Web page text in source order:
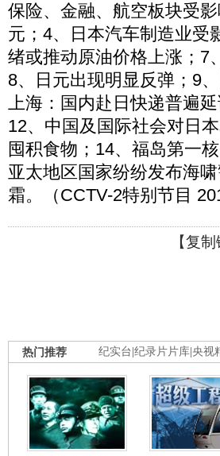
保险、金融、航空板块受
元；4、日本汽车制造业受
绪或推动原油价格上涨；7
8、日元出现明显反弹；9
上海：国内赴日快递普遍
12、中国及国际社会对日
囤积食物；14、福岛第一
亚太地区国家纷纷发布海
霜。（CCTV-2特别节目
【复制
纪实台 纪录片片库 央视
热门推荐